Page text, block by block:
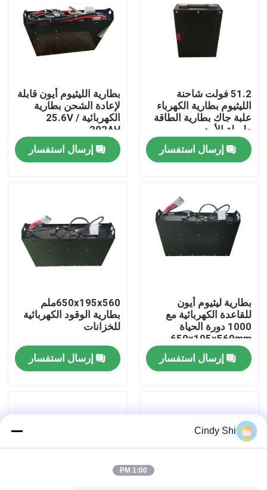
بيت
معلومات عنا
جولة في المعمل
اطلب اقتباس
بطارية الليثيوم رافعة شوكية
48 فولت بطارية ليثيوم أيون لفورت
51.2 فولت شاحنة
الليثيوم بطارية الكهرباء
علبة جاك بطارية الطاقة
طويلة الأمد
إرسال استفسار
بطارية الليثيوم أيون قابلة
لإعادة الشحن بطارية
الكهربائية 25.6V /
202AH
إرسال استفسار
بطارية ليثيوم أيون
للقاعدة الكهربائية مع
1000 دورة الحياة
650x195x560mm
إرسال استفسار
650x195x560ملم
بطارية الوقود الكهربائية
للخزانات
إرسال استفسار
Cindy Shi
1:00 PM